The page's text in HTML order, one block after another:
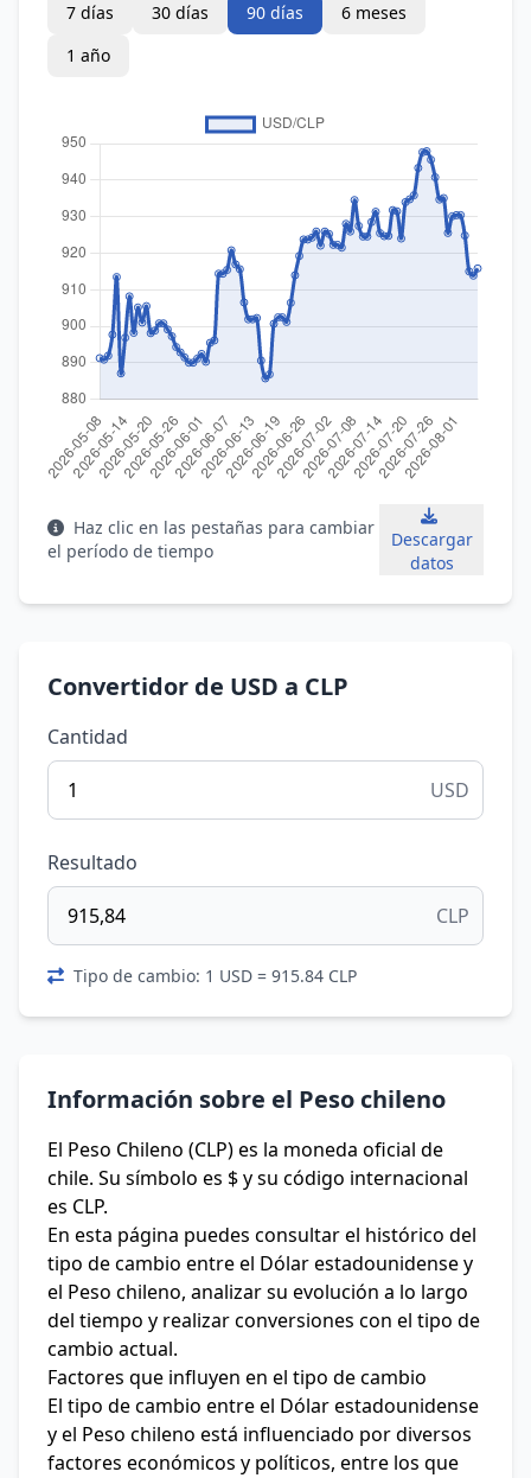
7 días 30 días 90 días
6 meses
1 año
Haz clic en las pestañas para cambiar
el período de tiempo
Descargar
datos
Convertidor de USD a CLP
Cantidad
USD
Resultado
CLP
Tipo de cambio: 1 USD = 915.84 CLP
Información sobre el Peso chileno
El Peso Chileno (CLP) es la moneda oficial de
chile. Su símbolo es $ y su código internacional
es CLP.
En esta página puedes consultar el histórico del
tipo de cambio entre el Dólar estadounidense y
el Peso chileno, analizar su evolución a lo largo
del tiempo y realizar conversiones con el tipo de
cambio actual.
Factores que influyen en el tipo de cambio
El tipo de cambio entre el Dólar estadounidense
y el Peso chileno está influenciado por diversos
factores económicos y políticos, entre los que